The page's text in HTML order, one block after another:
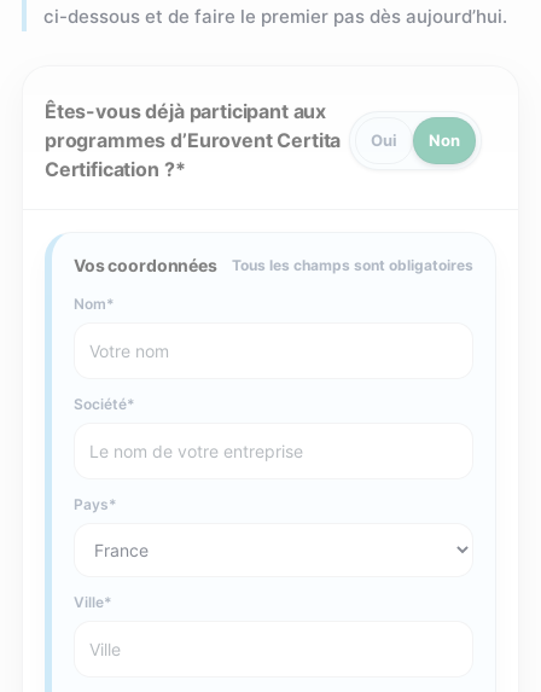
ci-dessous et de faire le premier pas dès aujourd’hui.
Êtes-vous déjà participant aux
programmes d’Eurovent Certita
Certification ?
Oui Non
Vos coordonnées Tous les champs sont obligatoires
Nom
Société
Pays
Ville